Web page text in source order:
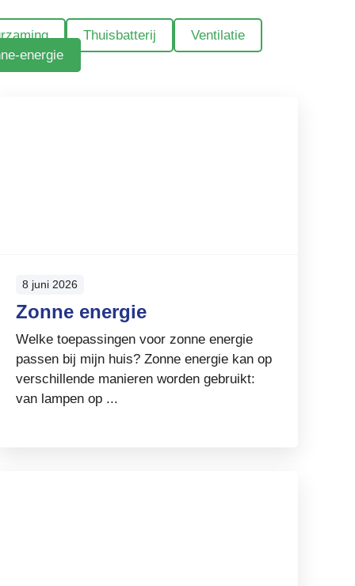
Thuisbatterij
Ventilatie
energie
8 juni 2026
Zonne energie
Welke toepassingen voor zonne energie
passen bij mijn huis? Zonne energie kan op
verschillende manieren worden gebruikt:
van lampen op ...